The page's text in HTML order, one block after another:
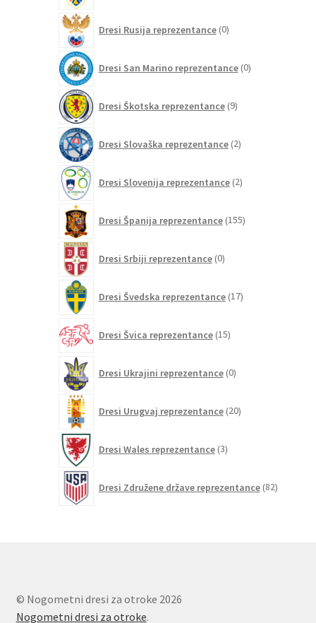
Dresi Rusija reprezentance 0izdelkov
Dresi San Marino reprezentance 0izdelkov
Dresi Škotska reprezentance 9izdelkov
Dresi Slovaška reprezentance 2izdelka
Dresi Slovenija reprezentance 2izdelka
Dresi Španija reprezentance 155izdelkov
Dresi Srbiji reprezentance 0izdelkov
Dresi Švedska reprezentance 17izdelkov
Dresi Švica reprezentance 15izdelkov
Dresi Ukrajini reprezentance 0izdelkov
Dresi Urugvaj reprezentance 20izdelkov
Dresi Wales reprezentance 3izdelki
Dresi Združene države reprezentance 82izdelkov
© Nogometni dresi za otroke 2026
Nogometni dresi za otroke.